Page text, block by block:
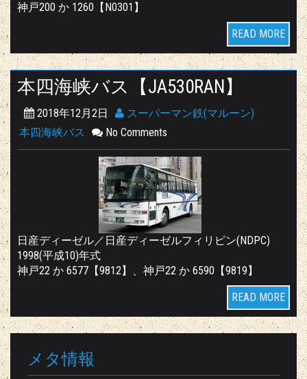
神戸200 か 1260【N0301】
READ MORE
本四海峡バス【JA530RAN】
2018年12月2日
スーパーマン鉄(マルーン)
本四海峡バス
No Comments
日産ディーゼル／日産ディーゼルフィリピン(NDPC)
1998(平成10)年式
神戸22 か 6577【9812】、神戸22 か 6590【9819】
READ MORE
メタ情報